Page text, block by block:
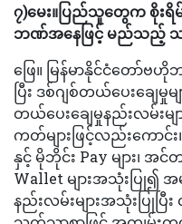
၇)မေး။ပြည်သူတွေက စိုး
ဘဏ်အနေဖြင့် မည်သည့် သ
ဖြေ။ မြန်မာနိုင်ငံတော်
ပြီး ဒစ်ဂျစ်တယ်ပေးချေ
တယ်ပေးချေမှုနည်းလမ်း
ကတ်များဖြင့်လည်းကော
နှင့် မိုဘိုင်း Pay များ၊
Wallet များအသုံးပြု၍
နည်းလမ်းများအသုံးပြု